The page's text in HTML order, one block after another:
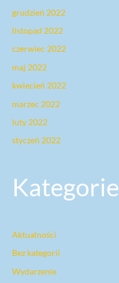
grudzień 2022
listopad 2022
czerwiec 2022
maj 2022
kwiecień 2022
marzec 2022
luty 2022
styczeń 2022
Kategorie
Aktualności
Bez kategorii
Wydarzenie